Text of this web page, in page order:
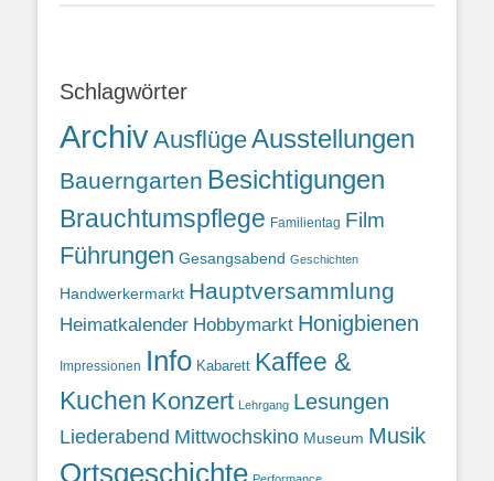
Schlagwörter
ArchivAusflügeAusstellungen
Bauerngarten Besichtigungen
Brauchtumspflege Familientag Film
Führungen Gesangsabend Geschichten
Handwerkermarkt Hauptversammlung
Heimatkalender Hobbymarkt Honigbienen
Impressionen Info Kabarett Kaffee &
Kuchen Konzert Lehrgang Lesungen
Liederabend Mittwochskino Museum Musik
Ortsgeschichte